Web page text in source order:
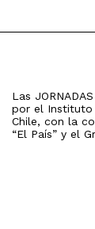
Las
por el Instituto
Chile, con la
“El País” y el